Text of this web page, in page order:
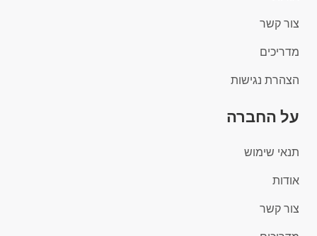
צור קשר
מדריכים
הצהרת נגישות
על החברה
תנאי שימוש
אודות
צור קשר